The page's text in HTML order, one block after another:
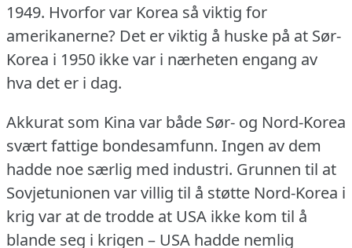
1949. Hvorfor var Korea så viktig for
amerikanerne? Det er viktig å huske på at Sør-
Korea i 1950 ikke var i nærheten engang av
hva det er i dag.
Akkurat som Kina var både Sør- og Nord-Korea
svært fattige bondesamfunn. Ingen av dem
hadde noe særlig med industri. Grunnen til at
Sovjetunionen var villig til å støtte Nord-Korea i
krig var at de trodde at USA ikke kom til å
blande seg i krigen – USA hadde nemlig